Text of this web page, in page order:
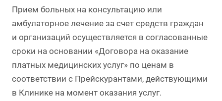
Прием больных на консультацию или
амбулаторное лечение за счет средств граждан
и организаций осуществляется в согласованные
сроки на основании «Договора на оказание
платных медицинских услуг» по ценам в
соответствии с Прейскурантами, действующими
в Клинике на момент оказания услуг.